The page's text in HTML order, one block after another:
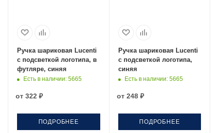
Ручка шариковая Lucenti
с подсветкой логотипа, в
футляре, синяя
Есть в наличии: 5665
от 322 ₽
ПОДРОБНЕЕ
Ручка шариковая Lucenti
с подсветкой логотипа,
синяя
Есть в наличии: 5665
от 248 ₽
ПОДРОБНЕЕ